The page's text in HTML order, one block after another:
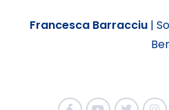
Francesca Barracciu |